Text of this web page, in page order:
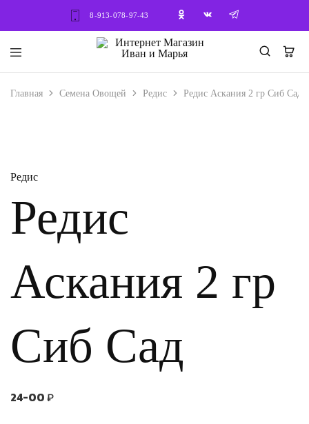
8-913-078-97-43
Интернет
Иван
Семена
Саженцы
Главная Семена Овощей Редис Редис Аскания 2 гр Сиб Сад
Редис
Редис
Аскания 2 гр
Сиб Сад
24-00₽